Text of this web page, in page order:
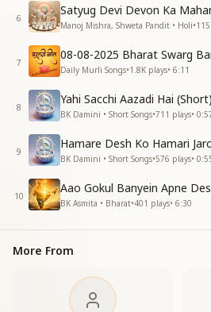
Na na na dhoom re re dena
Na na na dhoom re re dena
Na na na dhoom re re dena
Na na na dhoom re re dena
भारत दर्शन करलो जहान मानवता बसती है
निर्मल निश्छल जीवन जिनसे खुशी हसती है
भारत दर्शन करलो जहान मानवता बसती है
निर्मल निश्छल जीवन जिनसे खुशी हसती है
Come, behold the vision of
humanity dwells,
where pure and selfless lives
where pure and selfless lives
जय किसान जय वीर बहादुर
जय किसान जय वीर बहादुर
6
Satyug Devi Devon Ka
Manoj Mishra, Shweta Pandit • Holi•115
7
08-08-2025 Bharat Swarg
Daily Murli Songs•1.8K plays• 6:11
8
Yahi Sacchi Aazadi Hai (Short)
BK Damini • Short Songs•711 plays•
9
BK Damini • Short Songs•576 plays•
10
Aao Gokul Banyein Apne
BK Asmita • Bharat•401 plays• 6:30
More From